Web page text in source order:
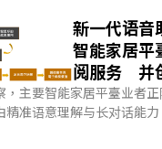
新一代语
智能家居平
阅服务 并
电商机会
，主要智能家居平臺业者
精准语意理解与长对话能
对话中掌握用户偏好。于